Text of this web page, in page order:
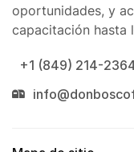
oportunidades, y
capacitación hasta
+1 (849) 214-